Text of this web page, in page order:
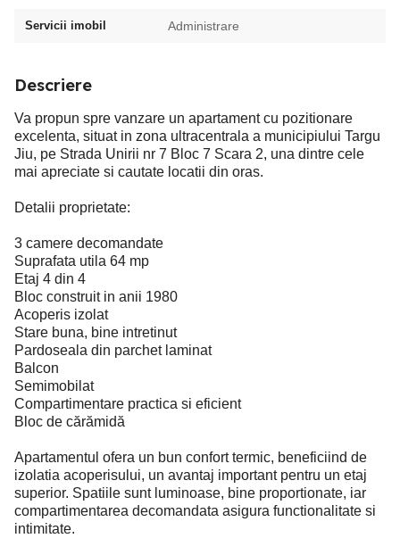
Servicii imobil Administrare
Descriere
Va propun spre vanzare un apartament cu pozitionare
excelenta, situat in zona ultracentrala a municipiului Targu
Jiu, pe Strada Unirii nr 7 Bloc 7 Scara 2, una dintre cele
mai apreciate si cautate locatii din oras.
Detalii proprietate:
3 camere decomandate
Suprafata utila 64 mp
Etaj 4 din 4
Bloc construit in anii 1980
Acoperis izolat
Stare buna, bine intretinut
Pardoseala din parchet laminat
Balcon
Semimobilat
Compartimentare practica si eficient
Bloc de cărămidă
Apartamentul ofera un bun confort termic, beneficiind de
izolatia acoperisului, un avantaj important pentru un etaj
superior. Spatiile sunt luminoase, bine proportionate, iar
compartimentarea decomandata asigura functionalitate si
intimitate.